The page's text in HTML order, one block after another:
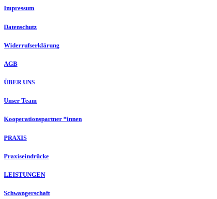
Impressum
Datenschutz
Widerrufserklärung
AGB
ÜBER UNS
Unser Team
Kooperationspartner *innen
PRAXIS
Praxiseindrücke
LEISTUNGEN
Schwangerschaft